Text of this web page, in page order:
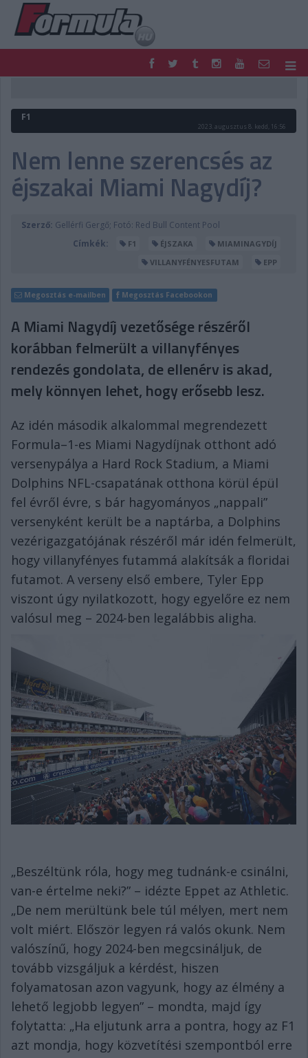
FORMULA
MOTOR
PODCAST
SHOP
LIVE
TIPPJÁTÉK
DIGITÁLIS MAGAZIN
PONTÁLLÁSOK
F1
2023. augusztus 8. kedd, 16:56
Nem lenne szerencsés az
éjszakai Miami Nagydíj?
Szerző: Gellérfi Gergő; Fotó: Red Bull Content Pool
Címkék:
F1 ÉJSZAKA
MIAMINAGYDÍJ
VILLANYFÉNYESFUTAM
EPP
Megosztás e-mailben Megosztás Facebookon
A Miami Nagydíj vezetősége részéről
korábban felmerült a villanyfényes
rendezés gondolata, de ellenérv is akad,
mely könnyen lehet, hogy erősebb lesz.
Az idén második alkalommal megrendezett
Formula–1-es Miami Nagydíjnak otthont adó
versenypálya a Hard Rock Stadium, a Miami
Dolphins NFL-csapatának otthona körül épül
fel évről évre, s bár hagyományos „nappali”
versenyként került be a naptárba, a Dolphins
vezérigazgatójának részéről már idén felmerült,
hogy villanyfényes futammá alakítsák a floridai
futamot. A verseny első embere, Tyler Epp
viszont úgy nyilatkozott, hogy egyelőre ez nem
valósul meg – 2024-ben legalábbis aligha.
„Beszéltünk róla, hogy meg tudnánk-e csinálni,
van-e értelme neki?” – idézte Eppet az Athletic.
„De nem merültünk bele túl mélyen, mert nem
volt miért. Először legyen rá valós okunk. Nem
valószínű, hogy 2024-ben megcsináljuk, de
tovább vizsgáljuk a kérdést, hiszen
folyamatosan azon vagyunk, hogy az élmény a
lehető legjobb legyen” – mondta, majd így
folytatta: „Ha eljutunk arra a pontra, hogy az F1
azt mondja, hogy közvetítési szempontból erre